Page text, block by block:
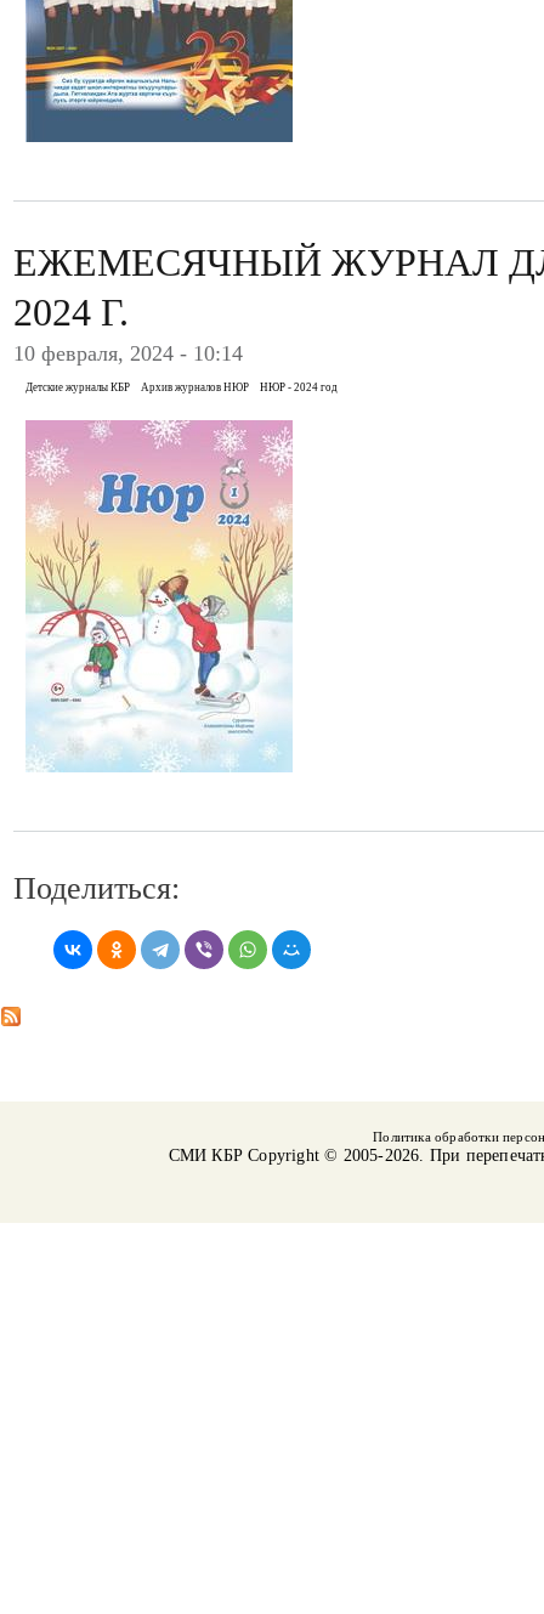
ЕЖЕМЕСЯЧНЫЙ ЖУРНАЛ
2024 Г.
10 февраля, 2024 - 10:14
Детские журналы КБР Архив журналов НЮР НЮР - 2024 год
Поделиться:
Политика обработки
СМИ КБРCopyright © 2005-2026. При